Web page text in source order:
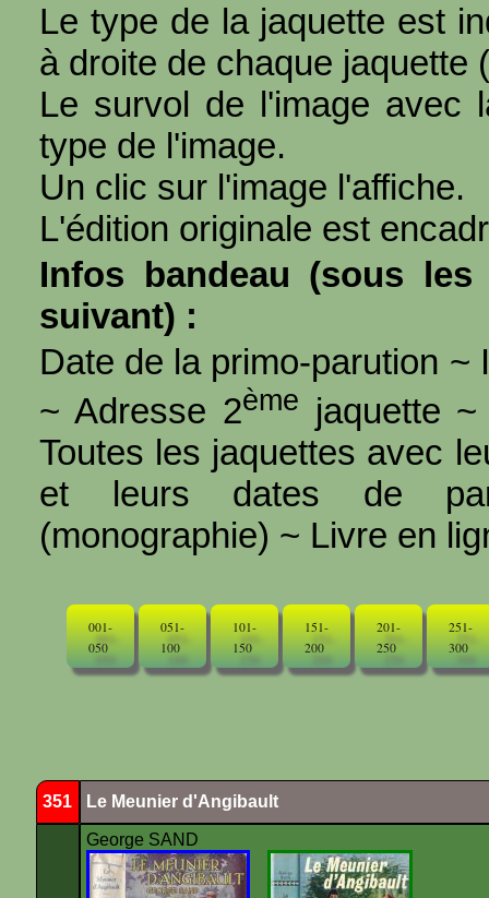
Le type de la jaquette est
à droite de chaque jaquette (
Le survol de l'image avec
type de l'image.
Un clic sur l'image l'affiche.
L'édition originale est
Infos bandeau (sous
suivant) :
Date de la primo-parution ~
~ Adresse 2ème jaquette
Toutes les jaquettes avec
et leurs dates de
(monographie) ~ Livre en
001-
050
051-
100
101-
150
151-
200
201-
250
251-
300
351 Le Meunier d'Angibault
George SAND